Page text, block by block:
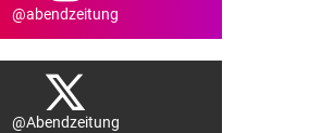
@abendzeitung
@Abendzeitung